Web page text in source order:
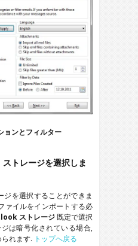
ョンとフィルター
トレージを選択しま
を選択することができま
ァイルをインポートする必
ストレージ既定で選択
は暗号化されている場合,
れます. トップへ戻る